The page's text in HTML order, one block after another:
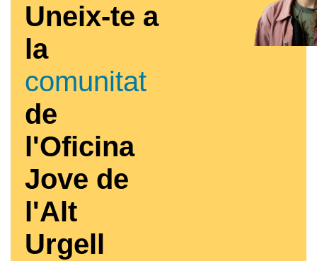
Uneix-te a
la
comunitat
de
l'Oficina
Jove de
l'Alt
Urgell